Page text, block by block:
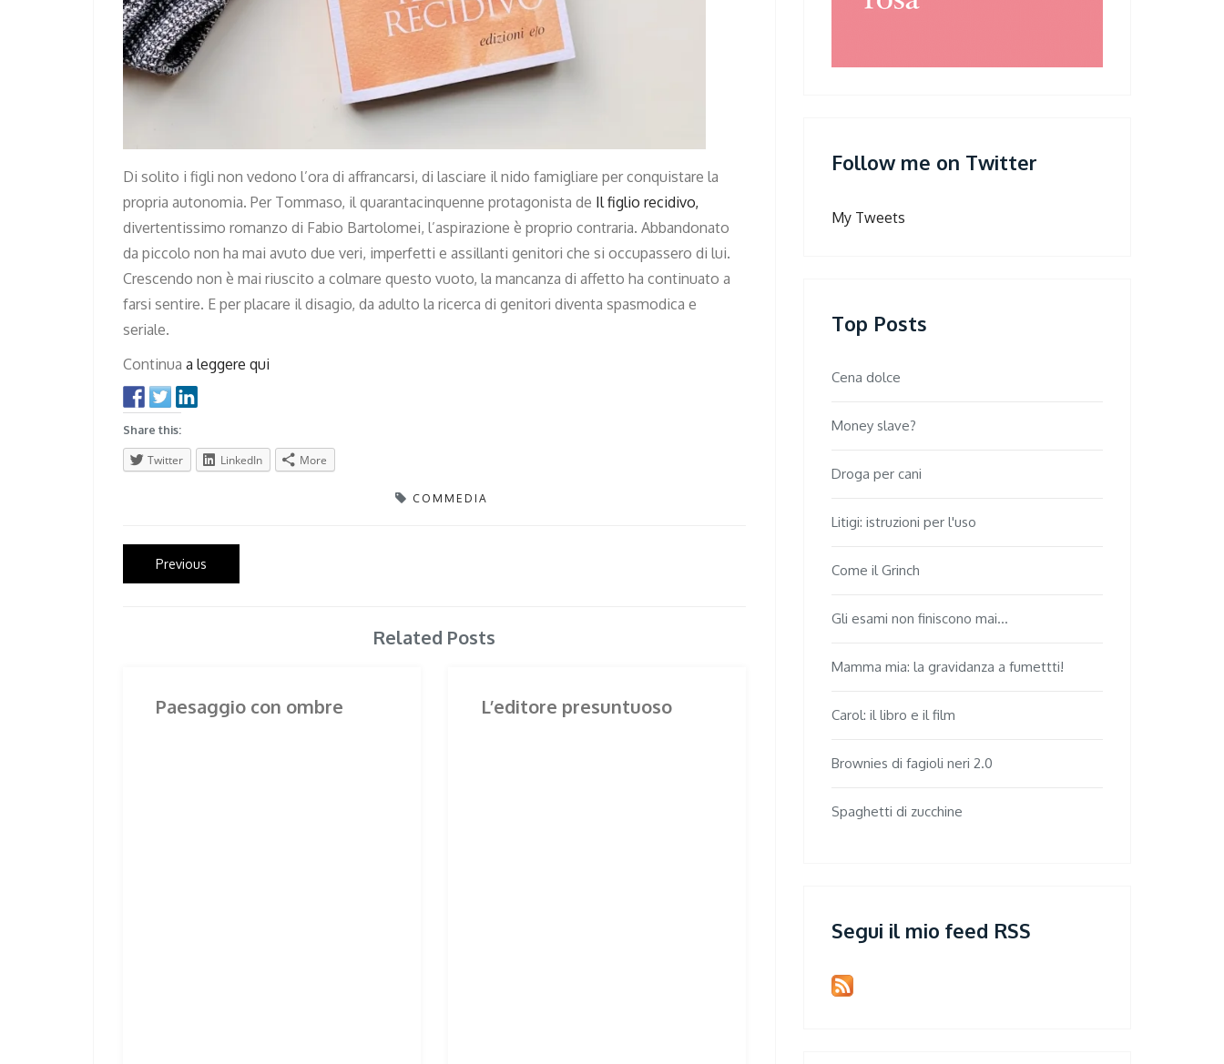
Di solito i figli non vedono l’ora di affrancarsi, di lasciare il nido famigliare per conquistare la
propria autonomia. Per Tommaso, il quarantacinquenne protagonista de Il figlio recidivo,
divertentissimo romanzo di Fabio Bartolomei, l’aspirazione è proprio contraria. Abbandonato
da piccolo non ha mai avuto due veri, imperfetti e assillanti genitori che si occupassero di lui.
Crescendo non è mai riuscito a colmare questo vuoto, la mancanza di affetto ha continuato a
farsi sentire. E per placare il disagio, da adulto la ricerca di genitori diventa spasmodica e
seriale.
Continua a leggere qui
Share this:
Twitter LinkedIn More
COMMEDIA
Post
navigation
Previous
post:
Related Posts
Paesaggio con ombre L’editore presuntuoso
Follow me on Twitter
My Tweets
Top Posts
Cena dolce
Money slave?
Droga per cani
Litigi: istruzioni per l'uso
Come il Grinch
Gli esami non finiscono mai...
Mamma mia: la gravidanza a fumettti!
Carol: il libro e il film
Brownies di fagioli neri 2.0
Spaghetti di zucchine
Segui il mio feed RSS